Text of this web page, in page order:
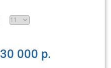
30 000 р.